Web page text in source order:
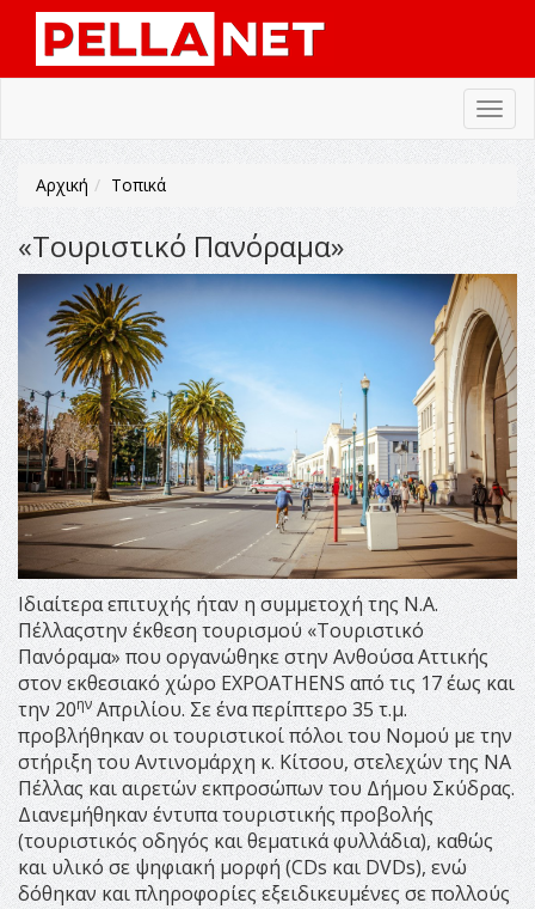
Αρχική Τοπικά
«Τουριστικό Πανόραμα»
Ιδιαίτερα επιτυχής ήταν η συμμετοχή της Ν.Α.
Πέλλαςστην έκθεση τουρισμού «Τουριστικό
Πανόραμα» που οργανώθηκε στην Ανθούσα Αττικής
στον εκθεσιακό χώρο EXPOATHENS από τις 17 έως και
την 20ην Απριλίου. Σε ένα περίπτερο 35 τ.μ.
προβλήθηκαν οι τουριστικοί πόλοι του Νομού με την
στήριξη του Αντινομάρχη κ. Κίτσου, στελεχών της ΝΑ
Πέλλας και αιρετών εκπροσώπων του Δήμου Σκύδρας.
Διανεμήθηκαν έντυπα τουριστικής προβολής
(τουριστικός οδηγός και θεματικά φυλλάδια), καθώς
και υλικό σε ψηφιακή μορφή (CDs και DVDs), ενώ
δόθηκαν και πληροφορίες εξειδικευμένες σε πολλούς